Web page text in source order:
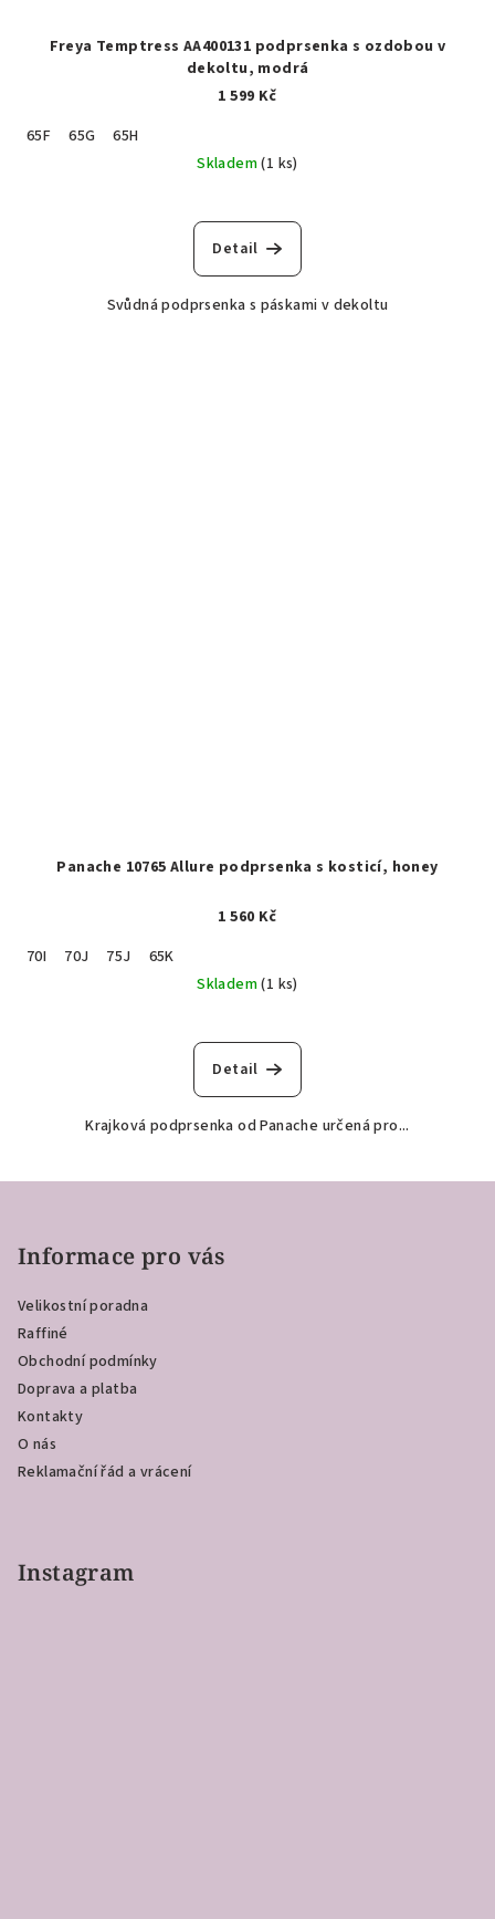
Freya Temptress AA400131 podprsenka s ozdobou v
dekoltu, modrá
1 599 Kč
65F
65G
65H
Skladem(1 ks)
Detail
Svůdná podprsenka s páskami v dekoltu
Panache 10765 Allure podprsenka s kosticí, honey
1 560 Kč
70I
70J 75J
65K
Skladem(1 ks)
Detail
Krajková podprsenka od Panache určená pro...
Informace pro vás
Velikostní poradna
Raffiné
Obchodní podmínky
Doprava a platba
Kontakty
O nás
Reklamační řád a vrácení
Instagram